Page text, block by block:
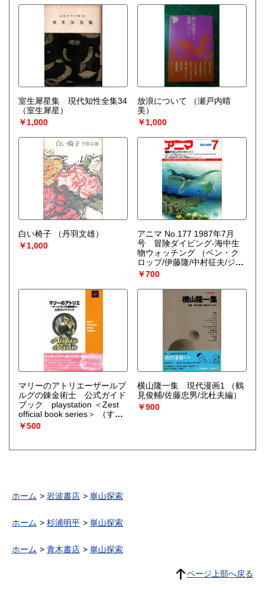
室生犀星集 現代知性全集34
（室生犀星）
￥1,000
放浪について
（瀬戸内晴
美）
￥1,000
白い椅子
（丹羽文雄）
￥1,000
アニマ No.177 1987年7月
号 冒険ダイビング‐海中生
物ウォッチング
（ベン・ク
ロップ/伊藤隆/中村征夫/ジャ
ック・モイヤー/井田斉
￥700
マリーのアトリエーザールブ
ルグの錬金術士 公式ガイド
ブック playstation ＜Zest
official book series＞
（すた
じお実験室, 信岡明 執筆 ; グ
￥500
横山隆一集 現代漫画1
（鶴
見俊輔/佐藤忠男/北杜夫編）
￥900
ホーム 岩波書店 崋山探索
ホーム 杉浦明平 崋山探索
ホーム 青木書店 崋山探索
ページ上部へ戻る